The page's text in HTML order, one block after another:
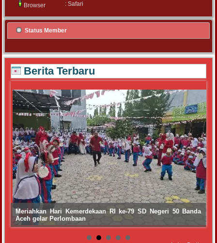
Browser
: Safari
Status Member
Berita Terbaru
Meriahkan Hari Kemerdekaan RI ke-79 SD Negeri 50 Banda
Aceh gelar Perlombaan